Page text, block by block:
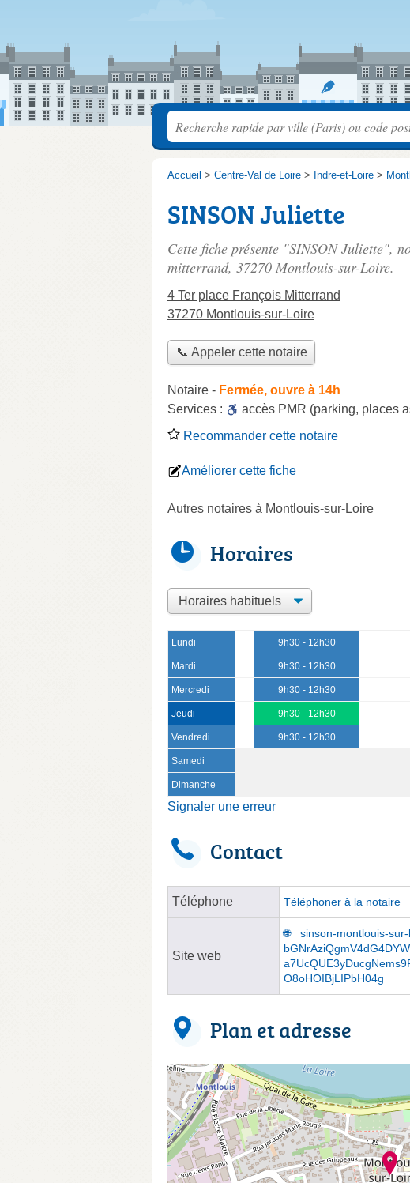
Accueil > Centre-Val de Loire > Indre-et-Loire >
SINSON Juliette
Cette fiche présente "SINSON Juliette",
mitterrand, 37270 Montlouis-sur-Loire.
4 Ter place François Mitterrand
37270 Montlouis-sur-Loire
📞 Appeler cette notaire
Notaire - Fermée, ouvre à 14h
Services :
accès PMR (parking, places
Recommander cette notaire
Améliorer cette fiche
Autres notaires à Montlouis-sur-Loire
Horaires
Lundi 9h30 - 12h30
Mardi 9h30 - 12h30
Mercredi 9h30 - 12h30
Jeudi 9h30 - 12h30
Vendredi 9h30 - 12h30
Samedi
Dimanche
Signaler une erreur
Contact
Téléphone Téléphoner à la notaire
Site web
sinson-montlouis-
O8oHOIBjLIPbH04g
Plan et adresse